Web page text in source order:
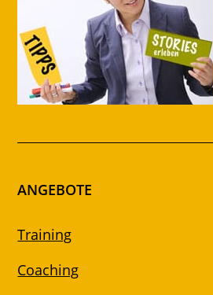
ANGEBOTE
Training
Coaching